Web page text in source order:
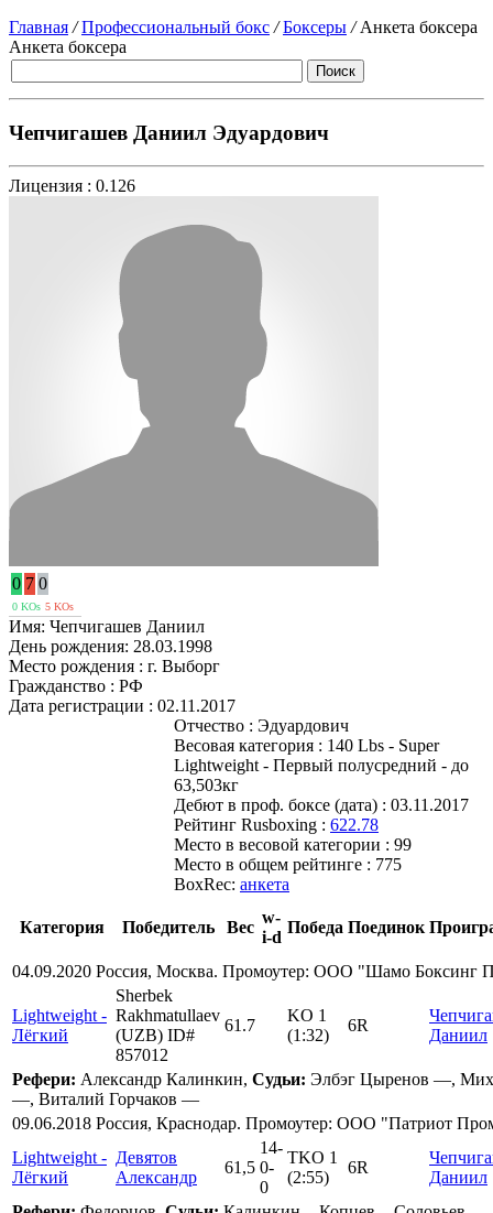
Главная / Профессиональный бокс / Боксеры /Анкета боксера
Анкета боксера
Чепчигашев Даниил Эдуардович
Лицензия : 0.126
0 7 0
0 KOs 5 KOs
Имя: Чепчигашев Даниил
День рождения: 28.03.1998
Место рождения : г. Выборг
Гражданство : РФ
Дата регистрации : 02.11.2017
Отчество : Эдуардович
Весовая категория : 140 Lbs - Super
Lightweight - Первый полусредний - до
63,503кг
Дебют в проф. боксе (дата) : 03.11.2017
Рейтинг Rusboxing : 622.78
Место в весовой категории : 99
Место в общем рейтинге : 775
BoxRec: анкета
Категория Победитель Вес
w-
i-d
Победа Поединок
04.09.2020 Россия, Москва. Промоутер: ООО "Шамо Боксинг
Lightweight -
Лёгкий
Sherbek
Rakhmatullaev
(UZB) ID#
857012
61.7
KO 1
(1:32)
6R
Даниил
Рефери: Александр Калинкин, Судьи: Элбэг Цыренов —,
—, Виталий Горчаков —
09.06.2018 Россия, Краснодар. Промоутер: ООО "Патриот
Lightweight -
Лёгкий
Девятов
Александр
61,5
14-
0-
0
TKO 1
(2:55)
6R
Даниил